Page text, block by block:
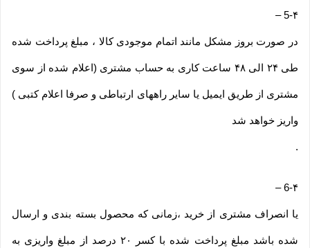
5-۴–
در صورت بروز مشکل مانند اتمام موجودی کالا ، مبلغ پرداخت شده
طی ۲۴ الی ۴۸ ساعت کاری به حساب مشتری (اعلام شده از سوی
مشتری از طریق ایمیل یا سایر راههای ارتباطی و صرفا اعلام کتبی )
واریز خواهد شد
.
6-۴–
یا انصراف مشتری از خرید ،زمانی که محصول بسته بندی و ارسال
شده باشد مبلغ پرداخت شده با کسر ۲۰ درصد از مبلغ واریزی به